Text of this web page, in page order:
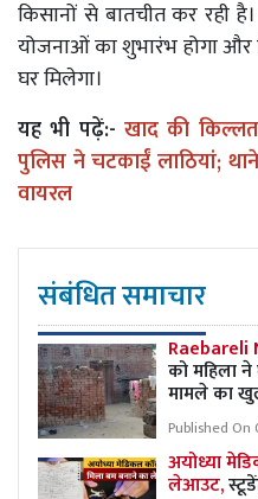
किसानों से बातचीत कर रही
योजनाओं का शुभारंभ होगा और
घर मिलेगा।
यह भी पढ़ें:- खाद की
पुलिस ने चटकाईं लाठियां;
वायरल
संबंधित समाचार
Raebareli
को महिला
मामले का
Published
अयोध्या
लेआउट,